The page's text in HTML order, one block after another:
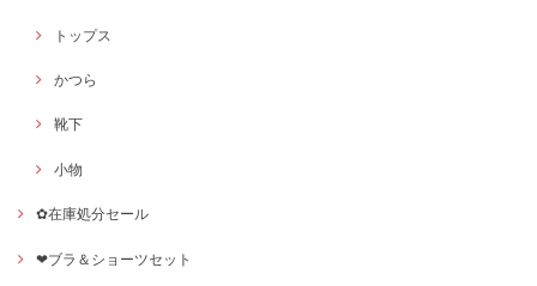
トップス
かつら
靴下
小物
✿在庫処分セール
❤ブラ＆ショーツセット